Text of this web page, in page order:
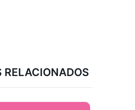
RELACIONADOS